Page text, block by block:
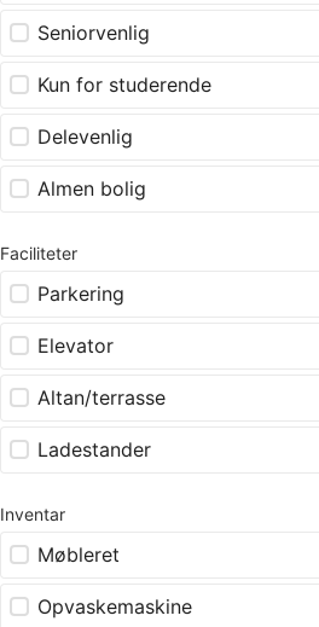
Seniorvenlig
Kun for studerende
Delevenlig
Almen bolig
Faciliteter
Parkering
Elevator
Altan/terrasse
Ladestander
Inventar
Møbleret
Opvaskemaskine